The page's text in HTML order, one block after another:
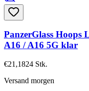
PanzerGlass Hoops
A16 / A16 5G klar
€21,1824 Stk.
Versand morgen